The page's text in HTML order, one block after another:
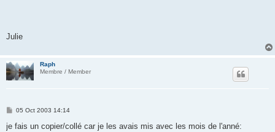
Julie
Raph
Membre / Member
P
s
05 Oct 2003 14:14
je fais un copier/collé car je les avais mis avec les mois de l'anné: